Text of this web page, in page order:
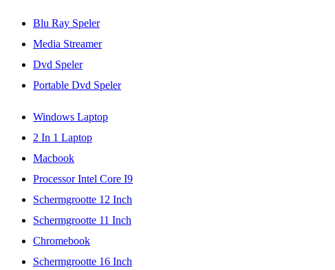
Blu Ray Speler
Media Streamer
Dvd Speler
Portable Dvd Speler
Windows Laptop
2 In 1 Laptop
Macbook
Processor Intel Core I9
Schermgrootte 12 Inch
Schermgrootte 11 Inch
Chromebook
Schermgrootte 16 Inch